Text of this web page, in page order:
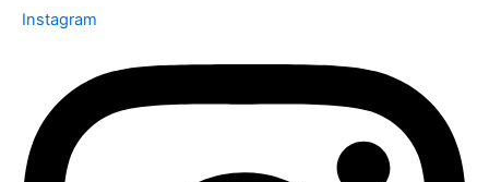
Instagram